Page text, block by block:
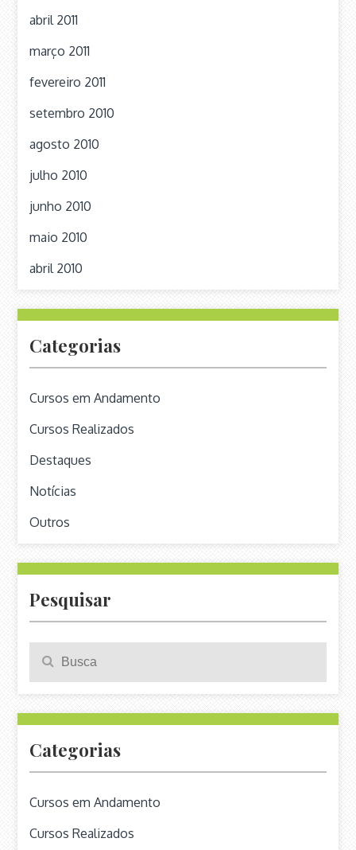
abril 2011
março 2011
fevereiro 2011
setembro 2010
agosto 2010
julho 2010
junho 2010
maio 2010
abril 2010
Categorias
Cursos em Andamento
Cursos Realizados
Destaques
Notícias
Outros
Pesquisar
para:
Search
Categorias
Cursos em Andamento
Cursos Realizados